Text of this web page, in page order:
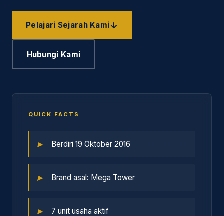
Pelajari Sejarah Kami
Hubungi Kami
QUICK FACTS
▸ Berdiri 19 Oktober 2016
▸ Brand asal: Mega Tower
▸ 7 unit usaha aktif